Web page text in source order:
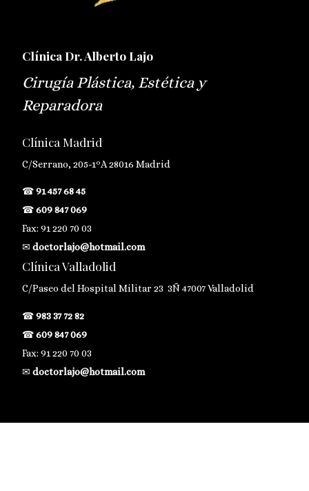
Clínica Dr. Alberto Lajo
Cirugía Plástica, Estética y
Reparadora
Clínica Madrid
C/Serrano, 205-1ºA 28016 Madrid
☎91 457 68 45
☎609 847 069
Fax: 91 220 70 03
✉ doctorlajo@hotmail.com
Clínica Valladolid
C/Paseo del Hospital Militar 23 3Ñ 47007 Valladolid
☎983 37 72 82
☎609 847 069
Fax: 91 220 70 03
✉ doctorlajo@hotmail.com